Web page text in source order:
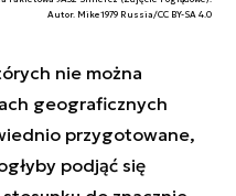
Autor. Mike1979 Russia/CC BY-SA 4.0
nie można
geograficznych
przygotowane,
podjąć się